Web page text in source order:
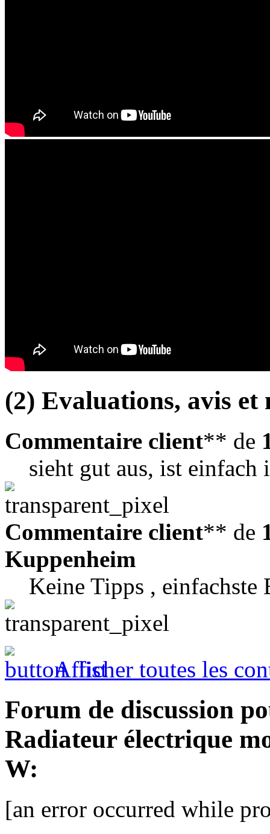
(2) Evaluations, avis et
Commentaire client** de
sieht gut aus, ist einfach
Commentaire client** de
Kuppenheim
Keine Tipps , einfachste
Afficher toutes les
Forum de discussion
Radiateur électrique
W:
[an error occurred while